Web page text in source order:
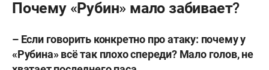
Почему «Рубин» мало забивает?
– Если говорить конкретно про атаку: почему у
«Рубина» всё так плохо спереди? Мало голов, не